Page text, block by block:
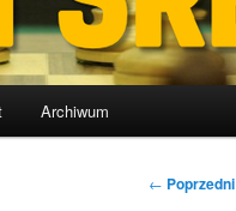
Archiwum
Nawigacja
← Poprzedni